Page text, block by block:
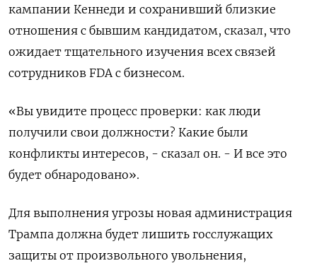
кампании Кеннеди и сохранивший близкие
отношения с бывшим кандидатом, сказал, что
ожидает тщательного изучения всех связей
сотрудников FDA с бизнесом.
«Вы увидите процесс проверки: как люди
получили свои должности? Какие были
конфликты интересов, - сказал он. - И все это
будет обнародовано».
Для выполнения угрозы новая администрация
Трампа должна будет лишить госслужащих
защиты от произвольного увольнения,